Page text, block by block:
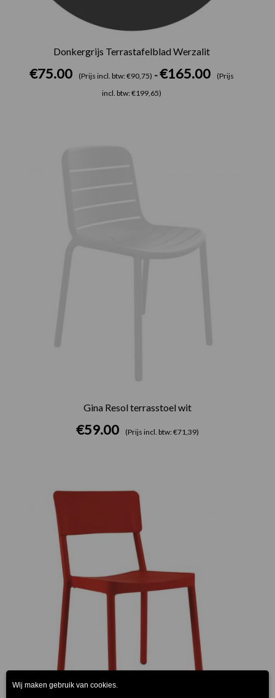
Donkergrijs Terrastafelblad Werzalit
€75.00 (Prijs incl. btw: €90,75) - €165.00
(Prijs
incl. btw: €199,65)
Gina Resol terrasstoel wit
€59.00 (Prijs incl. btw: €71,39)